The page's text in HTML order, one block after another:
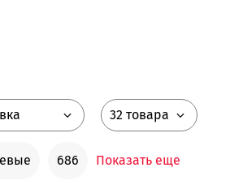
686 Показать еще